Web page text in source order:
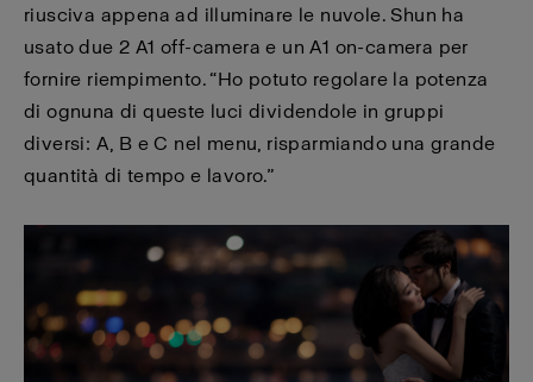
riusciva appena ad illuminare le nuvole. Shun ha
usato due 2 A1 off-camera e un A1 on-camera per
fornire riempimento. “Ho potuto regolare la potenza
di ognuna di queste luci dividendole in gruppi
diversi: A, B e C nel menu, risparmiando una grande
quantità di tempo e lavoro.”